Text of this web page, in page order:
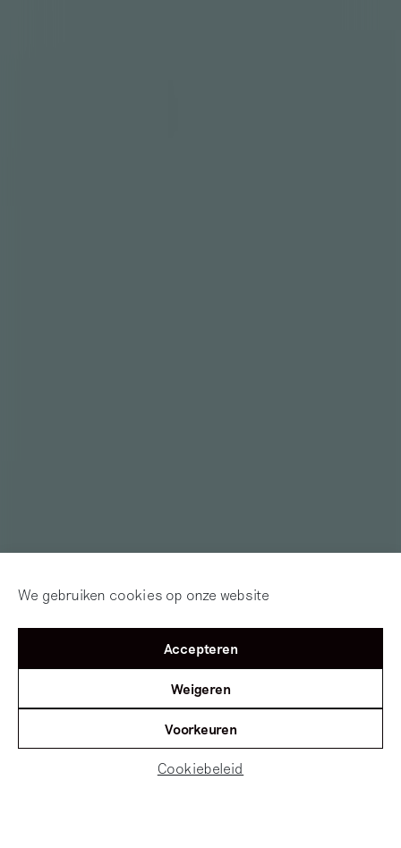
We gebruiken cookies op onze website
Accepteren
Weigeren
Voorkeuren
Cookiebeleid